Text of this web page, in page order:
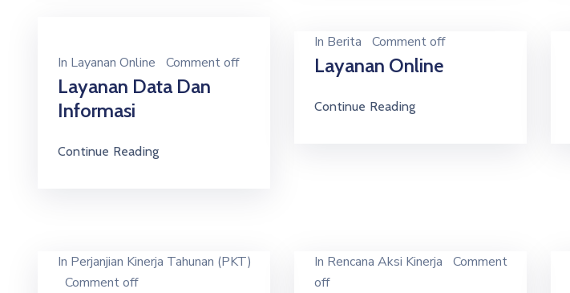
In Layanan Online Comment off
Layanan Data Dan
Informasi
Continue Reading
In Berita Comment off
Layanan Online
Continue Reading
In Perjanjian Kinerja Tahunan (PKT)
Comment off
In Rencana Aksi Kinerja
Comment
off